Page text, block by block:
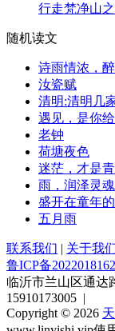
行走梵净山
随机读文
诗雨情浓，
汝瓷赋
清明:清明几
遇见，是你
老钟
荷塘夜色
迷茫，才是
雨，润泽灵
盛开在童年
五月雨
联系我们 | 关于我
鲁ICP备
临沂市兰山区通达
15910173005 |
Copyright © 2026